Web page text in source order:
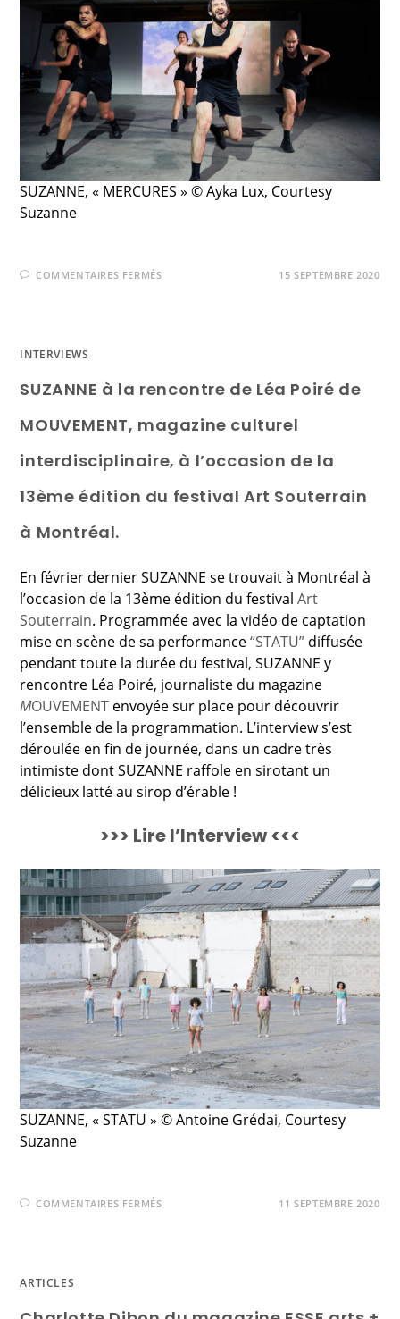
SUZANNE, « MERCURES » © Ayka Lux, Courtesy
Suzanne
COMMENTAIRES FERMÉS 15 SEPTEMBRE 2020
INTERVIEWS
SUZANNE à la rencontre de Léa Poiré de
MOUVEMENT, magazine culturel
interdisciplinaire, à l’occasion de la
13ème édition du festival Art Souterrain
à Montréal.
En février dernier SUZANNE se trouvait à Montréal à
l’occasion de la 13ème édition du festivalArt
Souterrain. Programmée avec la vidéo de captation
mise en scène de sa performance“STATU” diffusée
pendant toute la durée du festival, SUZANNE y
rencontre Léa Poiré, journaliste du magazine
MOUVEMENT envoyée sur place pour découvrir
l’ensemble de la programmation. L’interview s’est
déroulée en fin de journée, dans un cadre très
intimiste dont SUZANNE raffole en sirotant un
délicieux latté au sirop d’érable !
>>> Lire l’Interview <<<
SUZANNE, « STATU » © Antoine Grédai, Courtesy
Suzanne
COMMENTAIRES FERMÉS 11 SEPTEMBRE 2020
ARTICLES